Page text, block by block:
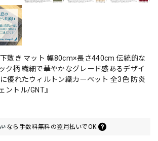
敷き マット 幅80cm×長さ440cm 伝統的な
ク柄 繊細で華やかなグレード感あるデザイ
優れたウィルトン織カーペット 全3色 防炎
ントル/GNT』
なら 手数料無料の翌月払いでOK